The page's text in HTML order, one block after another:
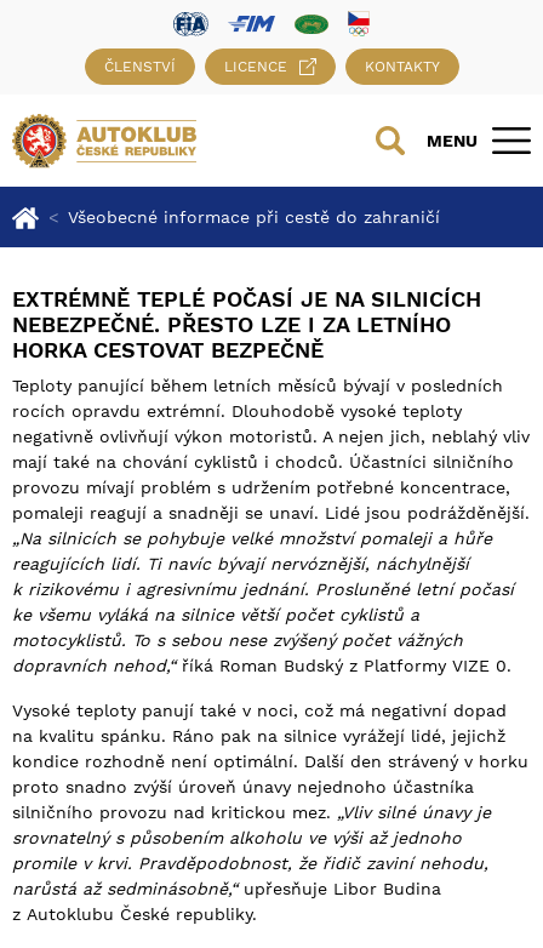
ČLENSTVÍ LICENCE KONTAKTY
MENU
Všeobecné informace při cestě do zahraničí
EXTRÉMNĚ TEPLÉ POČASÍ JE NA SILNICÍCH
NEBEZPEČNÉ. PŘESTO LZE I ZA LETNÍHO
HORKA CESTOVAT BEZPEČNĚ
Teploty panující během letních měsíců bývají v posledních
rocích opravdu extrémní. Dlouhodobě vysoké teploty
negativně ovlivňují výkon motoristů. A nejen jich, neblahý vliv
mají také na chování cyklistů i chodců. Účastníci silničního
provozu mívají problém s udržením potřebné koncentrace,
pomaleji reagují a snadněji se unaví. Lidé jsou podrážděnější.
„Na silnicích se pohybuje velké množství pomaleji a hůře
reagujících lidí. Ti navíc bývají nervóznější, náchylnější
k rizikovému i agresivnímu jednání. Prosluněné letní počasí
ke všemu vyláká na silnice větší počet cyklistů a
motocyklistů. To s sebou nese zvýšený počet vážných
dopravních nehod,“ říká Roman Budský z Platformy VIZE 0.
Vysoké teploty panují také v noci, což má negativní dopad
na kvalitu spánku. Ráno pak na silnice vyrážejí lidé, jejichž
kondice rozhodně není optimální. Další den strávený v horku
proto snadno zvýší úroveň únavy nejednoho účastníka
silničního provozu nad kritickou mez. „Vliv silné únavy je
srovnatelný s působením alkoholu ve výši až jednoho
promile v krvi. Pravděpodobnost, že řidič zaviní nehodu,
narůstá až sedminásobně,“upřesňuje Libor Budina
z Autoklubu České republiky.